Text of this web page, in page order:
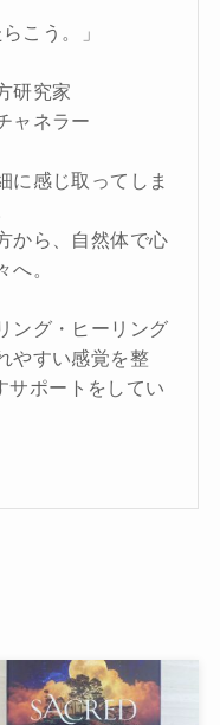
こう。」
研究家
ャネラー
に感じ取ってしま
から、自然体で心
へ。
ング・ヒーリング
やすい感覚を整
サポートをしてい